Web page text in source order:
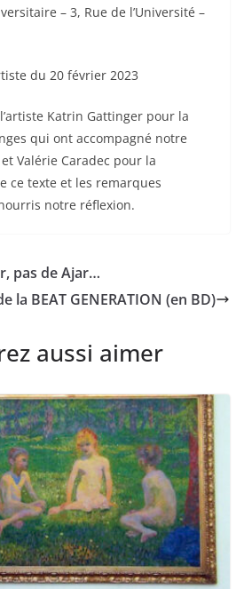
– 3, Rue de l’Université –
du 20 février 2023
Katrin Gattinger pour la
qui ont accompagné notre
Valérie Caradec pour la
ce texte et les remarques
notre réflexion.
pas de Ajar…
la BEAT GENERATION (en BD)
aussi aimer